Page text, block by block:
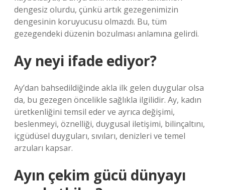
dengesiz olurdu, çünkü artık gezegenimizin
dengesinin koruyucusu olmazdı. Bu, tüm
gezegendeki düzenin bozulması anlamına gelirdi.
Ay neyi ifade ediyor?
Ay’dan bahsedildiğinde akla ilk gelen duygular olsa
da, bu gezegen öncelikle sağlıkla ilgilidir. Ay, kadın
üretkenliğini temsil eder ve ayrıca değişimi,
beslenmeyi, öznelliği, duygusal iletişimi, bilinçaltını,
içgüdüsel duyguları, sıvıları, denizleri ve temel
arzuları kapsar.
Ayın çekim gücü dünyayı